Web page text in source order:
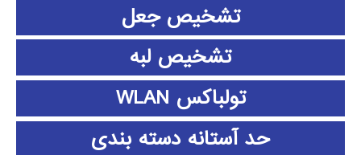
تشخیص جعل
تشخیص لبه
تولباکس WLAN
حد آستانه دسته بندی